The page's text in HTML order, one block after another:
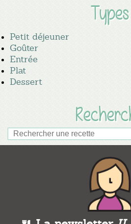
Types
Petit déjeuner
Goûter
Entrée
Plat
Dessert